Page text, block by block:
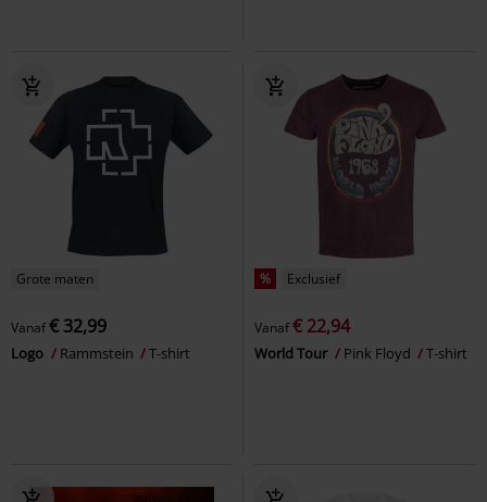
Grote maten
Vanaf€ 32,99
Logo Rammstein T-shirt
% Exclusief
Vanaf€ 22,94
World Tour Pink Floyd T-shirt